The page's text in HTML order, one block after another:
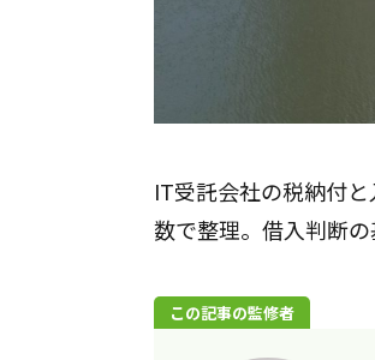
IT受託会社の税納付
数で整理。借入判断の
この記事の監修者